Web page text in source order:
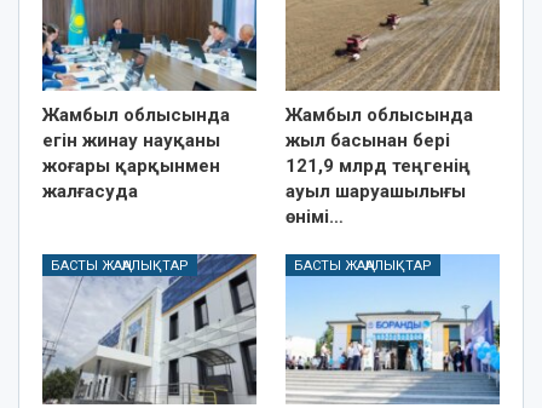
Жамбыл облысында
егін жинау науқаны
жоғары қарқынмен
жалғасуда
Жамбыл облысында
жыл басынан бері
121,9 млрд теңгенің
ауыл шаруашылығы
өнімі…
БАСТЫ ЖАҢАЛЫҚТАР БАСТЫ ЖАҢАЛЫҚТАР